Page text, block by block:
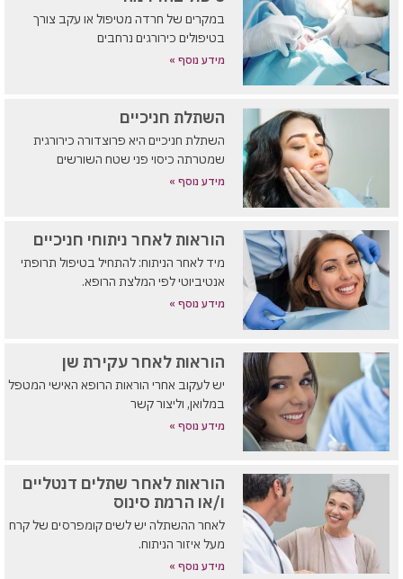
במקרים של חרדה מטיפול או עקב צורך
בטיפולים כירורגים נרחבים
מידע נוסף »
השתלת חניכיים
השתלת חניכיים היא פרוצדורה כירורגית
שמטרתה כיסוי פני שטח השורשים
מידע נוסף »
הוראות לאחר ניתוחי חניכיים
מיד לאחר הניתוח: להתחיל בטיפול תרופתי
אנטיביוטי לפי המלצת הרופא.
מידע נוסף »
הוראות לאחר עקירת שן
יש לעקוב אחרי הוראות הרופא האישי המטפל
במלואן, וליצור קשר
מידע נוסף »
הוראות לאחר שתלים דנטליים
ו/או הרמת סינוס
לאחר ההשתלה יש לשים קומפרסים של קרח
מעל איזור הניתוח.
מידע נוסף »